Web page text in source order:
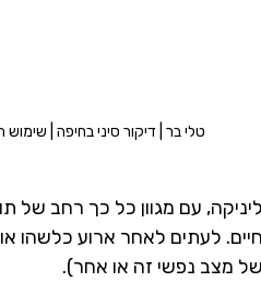
טלי בר | דיקור סיני בחיפה | שימוש
עם מגוון כל כך רחב של
לעתים לאחר ארוע כלשהו
מצב נפשי זה או אחר).